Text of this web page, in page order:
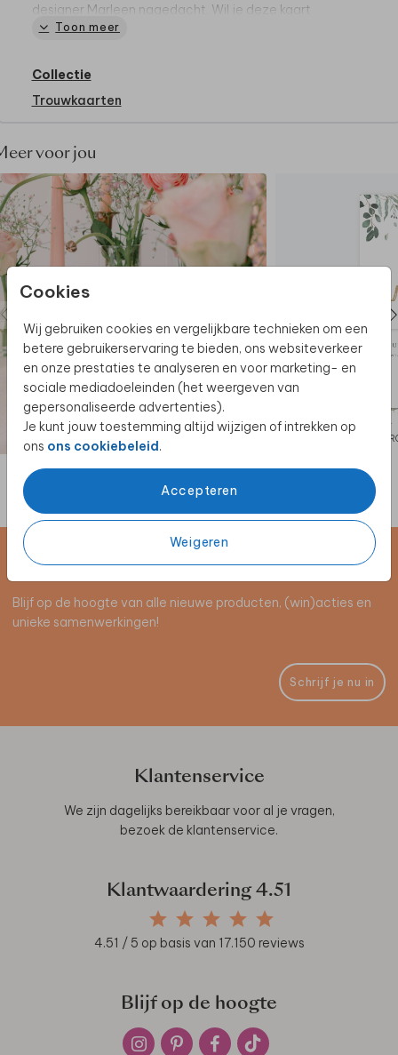
Cookies
Wij gebruiken cookies en vergelijkbare technieken om een
betere gebruikerservaring te bieden, ons websiteverkeer
en onze prestaties te analyseren en voor marketing- en
sociale mediadoeleinden (het weergeven van
gepersonaliseerde advertenties).
Je kunt jouw toestemming altijd wijzigen of intrekken op
ons ons cookiebeleid.
Accepteren
Weigeren
designer Marleen nagedacht. Wil je deze kaart
personaliseren maar lukt het niet helemaal? Neem
Toon meer
Collectie
Trouwkaarten
voor jou
TROUWKAART
Schrijf je in voor de nieuwsbrief
Blijf op de hoogte van alle nieuwe producten, (win)acties en
unieke samenwerkingen!
Schrijf je nu in
Klantenservice
We zijn dagelijks bereikbaar voor al je vragen,
bezoek de klantenservice.
Klantwaardering 4.51
4.51 / 5 op basis van 17.150 reviews
Blijf op de hoogte